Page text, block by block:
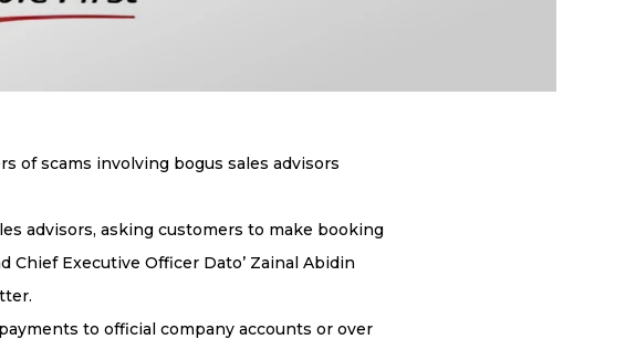
of scams involving bogus sales advisors
advisors, asking customers to make booking
Executive Officer Dato’ Zainal Abidin
to official company accounts or over